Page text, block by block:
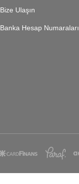
Bize Ulaşın
Banka Hesap Numaraları